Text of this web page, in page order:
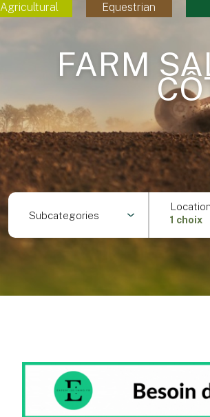
Agricultural Equestrian
FARM
Subcategories
Location
1 choix